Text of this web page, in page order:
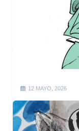
12 MAYO, 2026